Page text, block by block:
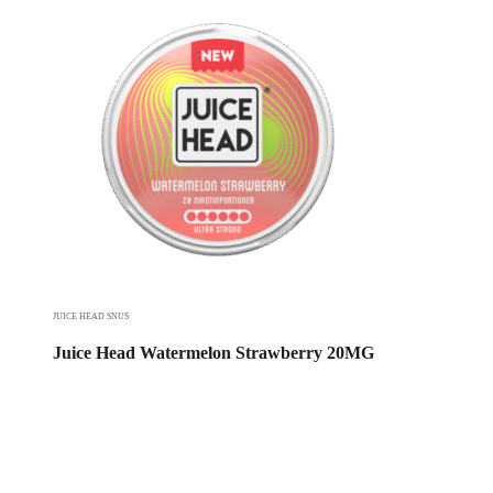
JUICE HEAD SNUS
Juice Head Watermelon Strawberry 20MG